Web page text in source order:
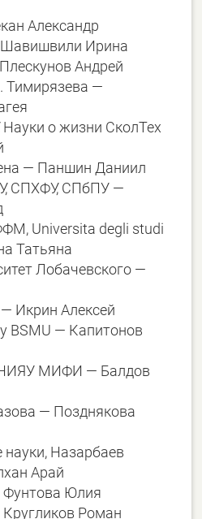
Александр
Ирина
Андрей
Тимирязева —
о жизни СколТех
— Паншин Даниил
СПХФУ, СПбПУ —
Universita degli studi
Татьяна
Лобачевского —
Икрин Алексей
BSMU — Капитонов
МИФИ — Балдов
— Позднякова
науки, Назарбаев
Арай
Юлия
Роман